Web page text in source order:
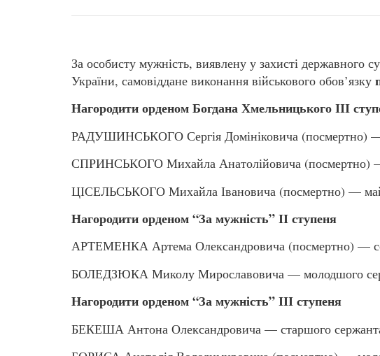
За особисту мужність, виявлену у захисті державного
України, самовіддане виконання військового обов’язку
Нагородити орденом Богдана Хмельницького ІІІ
РАДУШИНСЬКОГО Сергія Домініковича (посмертно) —
СПРИНСЬКОГО Михайла Анатолійовича (посмертно)
ЦІСЕЛЬСЬКОГО Михайла Івановича (посмертно) —
Нагородити орденом “За мужність” ІІ ступеня
АРТЕМЕНКА Артема Олександровича (посмертно) —
БОЛЕДЗЮКА Миколу Мирославовича — молодшого
Нагородити орденом “За мужність” ІІІ ступеня
БЕКЕША Антона Олександровича — старшого